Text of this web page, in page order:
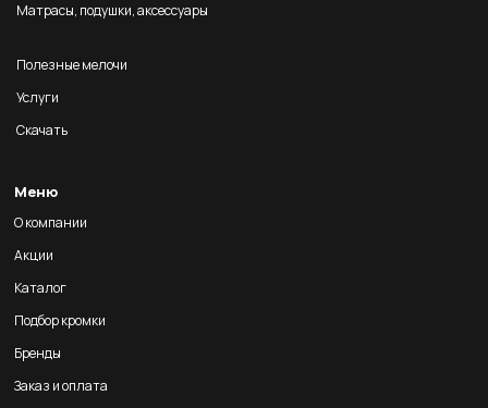
Матрасы, подушки, аксессуары
Полезные мелочи
Услуги
Скачать
Меню
О компании
Акции
Каталог
Подбор кромки
Бренды
Заказ и оплата